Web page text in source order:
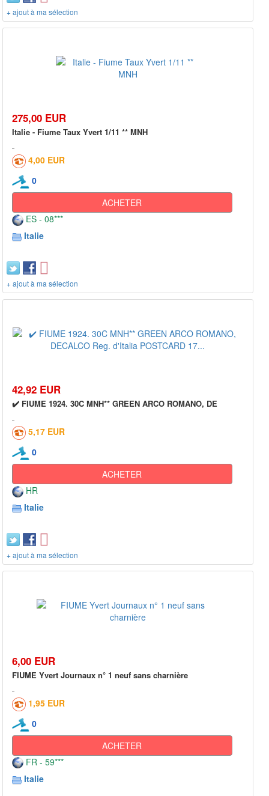
+ ajout à ma sélection
275,00 EUR
Italie - Fiume Taux Yvert 1/11 ** MNH
4,00 EUR
0
ACHETER
ES - 08***
Italie
+ ajout à ma sélection
42,92 EUR
✔️ FIUME 1924. 30C MNH** GREEN ARCO ROMANO, DE
5,17 EUR
0
ACHETER
HR
Italie
+ ajout à ma sélection
6,00 EUR
FIUME Yvert Journaux n° 1 neuf sans charnière
1,95 EUR
0
ACHETER
FR - 59***
Italie